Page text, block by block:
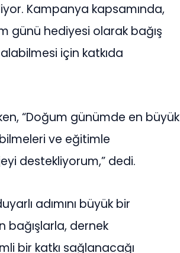
Kampanya kapsamında,
günü hediyesi olarak bağış
için katkıda
“Doğum günümde en büyük
ve eğitimle
destekliyorum,” dedi.
adımını büyük bir
bağışlarla, dernek
bir katkı sağlanacağı